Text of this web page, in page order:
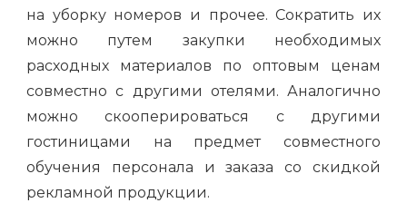
на уборку номеров и прочее. Сократить их
можно путем закупки необходимых
расходных материалов по оптовым ценам
совместно с другими отелями. Аналогично
можно скооперироваться с другими
гостиницами на предмет совместного
обучения персонала и заказа со скидкой
рекламной продукции.